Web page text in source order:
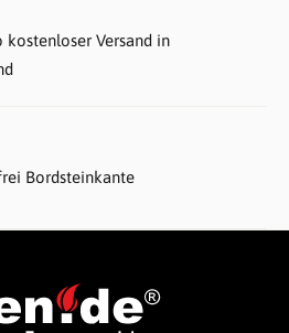
kostenloser Versand in
Bordsteinkante